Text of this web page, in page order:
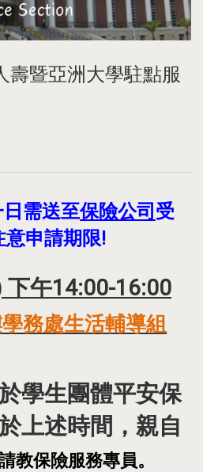
壽暨亞洲大學駐點服
需送至保險公司 受
申請期限!
下午14:00-16:00
務處生活輔導組
學生團體平安保
上述時間，親自
教保險服務專員。